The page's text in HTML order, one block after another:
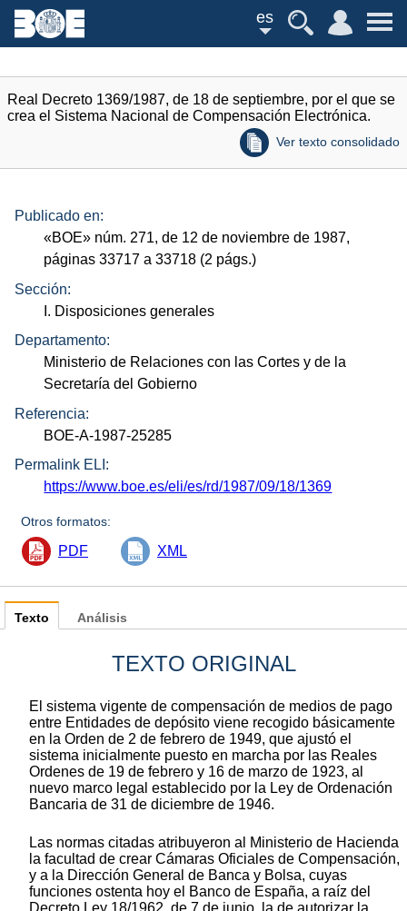
es
Real Decreto 1369/1987, de 18 de septiembre, por el que se
crea el Sistema Nacional de Compensación Electrónica.
Ver texto consolidado
Publicado en:
«BOE» núm. 271, de 12 de noviembre de 1987,
páginas 33717 a 33718 (2 págs.)
Sección:
I. Disposiciones generales
Departamento:
Ministerio de Relaciones con las Cortes y de la
Secretaría del Gobierno
Referencia:
BOE-A-1987-25285
Permalink ELI:
https://www.boe.es/eli/es/rd/1987/09/18/1369
Otros formatos:
PDF XML
Texto
TEXTO ORIGINAL
El sistema vigente de compensación de medios de pago
entre Entidades de depósito viene recogido básicamente
en la Orden de 2 de febrero de 1949, que ajustó el
sistema inicialmente puesto en marcha por las Reales
Ordenes de 19 de febrero y 16 de marzo de 1923, al
nuevo marco legal establecido por la Ley de Ordenación
Bancaria de 31 de diciembre de 1946.
Las normas citadas atribuyeron al Ministerio de Hacienda
la facultad de crear Cámaras Oficiales de Compensación,
y a la Dirección General de Banca y Bolsa, cuyas
funciones ostenta hoy el Banco de España, a raíz del
Decreto Ley 18/1962, de 7 de junio, la de autorizar la
Análisis